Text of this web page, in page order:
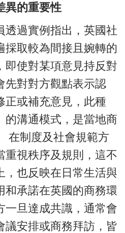
異的重要性
透過實例指出，英國社
採取較為間接且婉轉的
即使對某項意見持反對
先對對方觀點表示認
正或補充意見，此種
的溝通模式，是當地商
在制度及社會規範方
重視秩序及規則，這不
，也反映在日常生活與
和承諾在英國的商務環
一旦達成共識，通常會
議安排或商務拜訪，皆